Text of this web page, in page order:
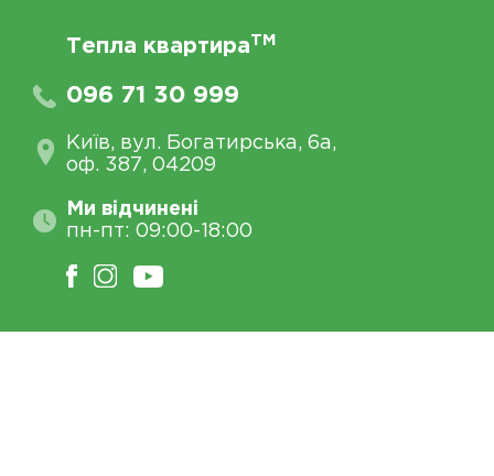
Тепла квартираTM
096 71 30 999
Київ, вул. Богатирська, 6а,
оф. 387, 04209
Ми відчинені
пн-пт: 09:00-18:00